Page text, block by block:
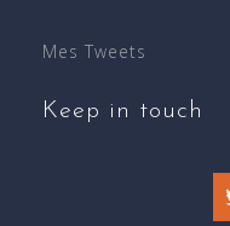
Mes Tweets
Keep in touch